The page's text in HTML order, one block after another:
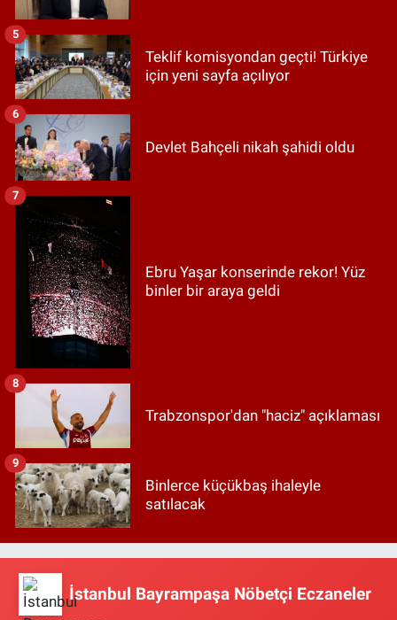
Teklif komisyondan geçti! Türkiye
için yeni sayfa açılıyor
5
Devlet Bahçeli nikah şahidi oldu
6
Ebru Yaşar konserinde rekor! Yüz
binler bir araya geldi
7
Trabzonspor'dan "haciz" açıklaması
8
Binlerce küçükbaş ihaleyle
satılacak
9
İstanbul Bayrampaşa Nöbetçi Eczaneler